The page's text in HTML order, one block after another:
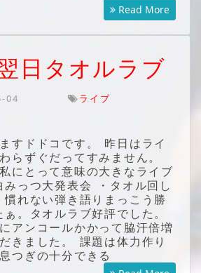
Read More
日タオルラブ
04 ライブ
すドドコです。 昨日はライ
らずぐだってすみません。
にとって意味の大きなライブ
っつ大発表会 ・タオル回し
れない弾き語りまっこう勝
。タオルラブ好評でした。
アンコールかかって脇汗倍増
きました。 課題は体力作り
つぎの十分できる